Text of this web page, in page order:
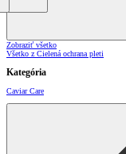
Zobraziť všetko
Všetko z Cielená ochrana pleti
Kategória
Caviar Care